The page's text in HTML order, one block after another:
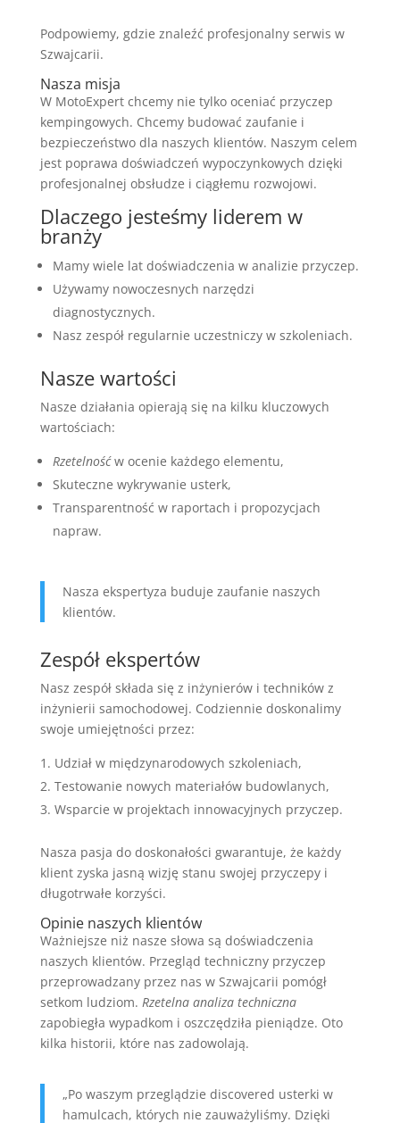
Podpowiemy, gdzie znaleźć profesjonalny serwis w
Szwajcarii.
Nasza misja
W MotoExpert chcemy nie tylko oceniać przyczep
kempingowych. Chcemy budować zaufanie i
bezpieczeństwo dla naszych klientów. Naszym celem
jest poprawa doświadczeń wypoczynkowych dzięki
profesjonalnej obsłudze i ciągłemu rozwojowi.
Dlaczego jesteśmy liderem w
branży
Mamy wiele lat doświadczenia w analizie przyczep.
Używamy nowoczesnych narzędzi
diagnostycznych.
Nasz zespół regularnie uczestniczy w szkoleniach.
Nasze wartości
Nasze działania opierają się na kilku kluczowych
wartościach:
Rzetelnośćw ocenie każdego elementu,
Skuteczne wykrywanie usterk,
Transparentność w raportach i propozycjach
napraw.
Nasza ekspertyza buduje zaufanie naszych
klientów.
Zespół ekspertów
Nasz zespół składa się z inżynierów i techników z
inżynierii samochodowej. Codziennie doskonalimy
swoje umiejętności przez:
Udział w międzynarodowych szkoleniach,
Testowanie nowych materiałów budowlanych,
Wsparcie w projektach innowacyjnych przyczep.
Nasza pasja do doskonałości gwarantuje, że każdy
klient zyska jasną wizję stanu swojej przyczepy i
długotrwałe korzyści.
Opinie naszych klientów
Ważniejsze niż nasze słowa są doświadczenia
naszych klientów. Przegląd techniczny przyczep
przeprowadzany przez nas w Szwajcarii pomógł
setkom ludziom. Rzetelna analiza techniczna
zapobiegła wypadkom i oszczędziła pieniądze. Oto
kilka historii, które nas zadowolają.
„Po waszym przeglądzie discovered usterki w
hamulcach, których nie zauważyliśmy. Dzięki